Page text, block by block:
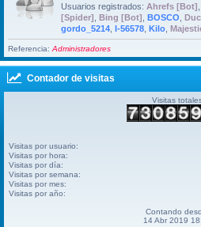
Usuarios registrados: Ahrefs [Bot]
[Spider] Bing [Bot] BOSCO
gordo_5214 I-56578 Kilo
Referencia: Administradores
Contador de visitas
Visitas
Visitas por usuario:
Visitas por hora:
Visitas por día:
Visitas por semana:
Visitas por mes:
Visitas por año:
Contando
14 Abr 2019